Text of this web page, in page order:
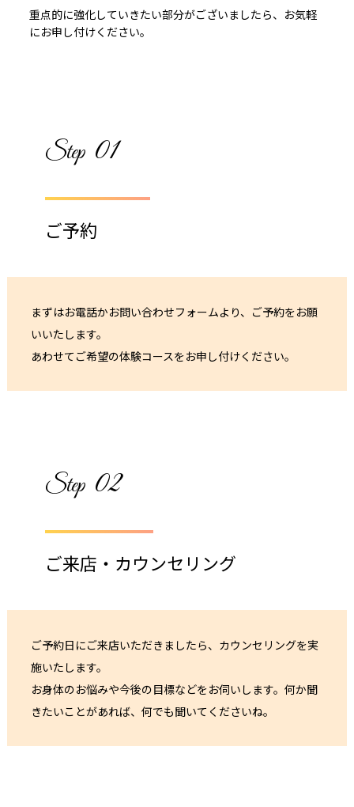
重点的に強化していきたい部分がございましたら、お気軽
にお申し付けください。
Step 01
ご予約
まずはお電話かお問い合わせフォームより、ご予約をお願
いいたします。
あわせてご希望の体験コースをお申し付けください。
Step 02
ご来店・カウンセリング
ご予約日にご来店いただきましたら、カウンセリングを実
施いたします。
お身体のお悩みや今後の目標などをお伺いします。何か聞
きたいことがあれば、何でも聞いてくださいね。